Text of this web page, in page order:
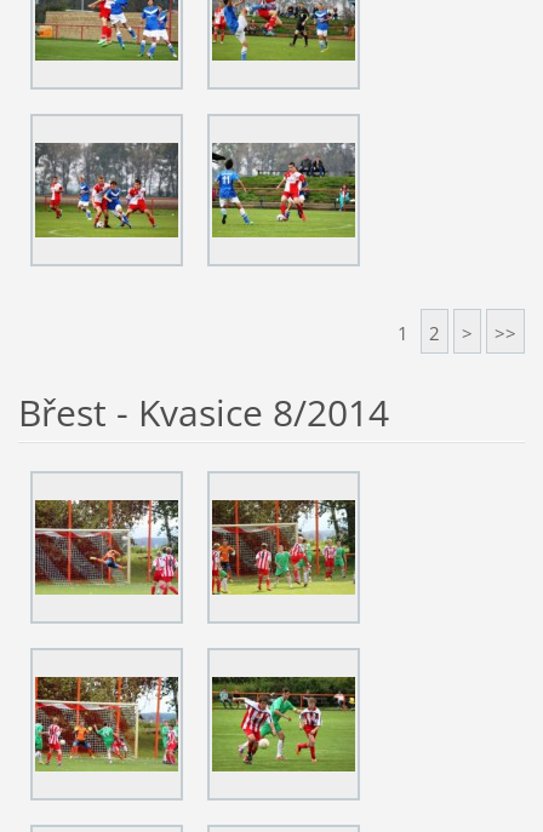
1 2 > >>
Břest - Kvasice 8/2014